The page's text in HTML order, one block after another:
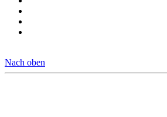
Nach oben